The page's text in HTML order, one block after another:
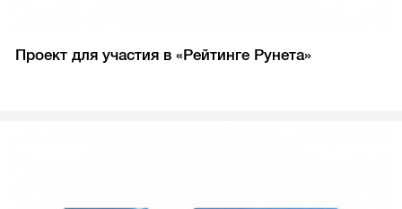
Проект для участия в «Рейтинге Рунета»